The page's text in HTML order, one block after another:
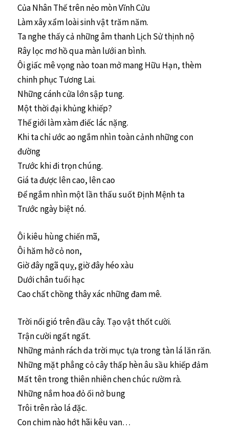
Của Nhân Thế trên nẻo mòn Vĩnh Cửu
Làm xây xẩm loài sinh vật trăm năm.
Ta nghe thấy cả những âm thanh Lịch Sử thịnh nộ
Rây lọc mơ hồ qua màn lưới an bình.
Ôi giấc mê vọng nào toan mở mang Hữu Hạn, thèm
chinh phục Tương Lai.
Những cánh cửa lớn sập tung.
Một thời đại khủng khiếp?
Thế giới làm xàm điếc lác nặng.
Khi ta chỉ ước ao ngắm nhìn toàn cảnh những con
đường
Trước khi đi trọn chúng.
Giá ta được lên cao, lên cao
Để ngắm nhìn một lần thấu suốt Định Mệnh ta
Trước ngày biệt nó.
Ôi kiêu hùng chiến mã,
Ôi hăm hở cỏ non,
Giờ đây ngã quỵ, giờ đây héo xàu
Dưới chân tuổi hạc
Cao chất chồng thây xác những đam mê.
Trời nổi gió trên đầu cây. Tạo vật thốt cười.
Trận cười ngất ngất.
Những mảnh rách da trời mục tựa trong tàn lá lăn răn.
Những mặt phẳng cỏ cây thấp hèn âu sầu khiếp đảm
Mất tên trong thiên nhiên chen chúc rườm rà.
Những nắm hoa đỏ ối nở bung
Trôi trên rào lá đặc.
Con chim nào hớt hãi kêu van…